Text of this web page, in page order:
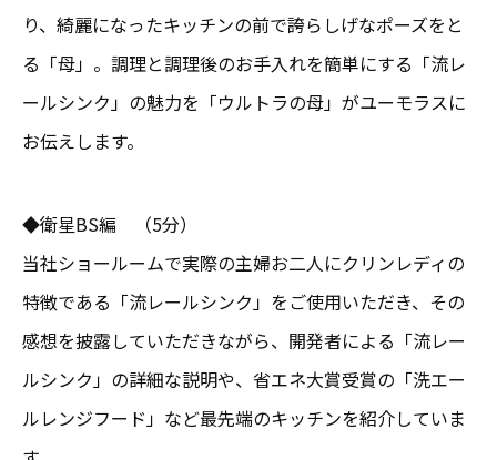
り、綺麗になったキッチンの前で誇らしげなポーズをと
る「母」。調理と調理後のお手入れを簡単にする「流レ
ールシンク」の魅力を「ウルトラの母」がユーモラスに
お伝えします。
◆衛星BS編 （5分）
当社ショールームで実際の主婦お二人にクリンレディの
特徴である「流レールシンク」をご使用いただき、その
感想を披露していただきながら、開発者による「流レー
ルシンク」の詳細な説明や、省エネ大賞受賞の「洗エー
ルレンジフード」など最先端のキッチンを紹介していま